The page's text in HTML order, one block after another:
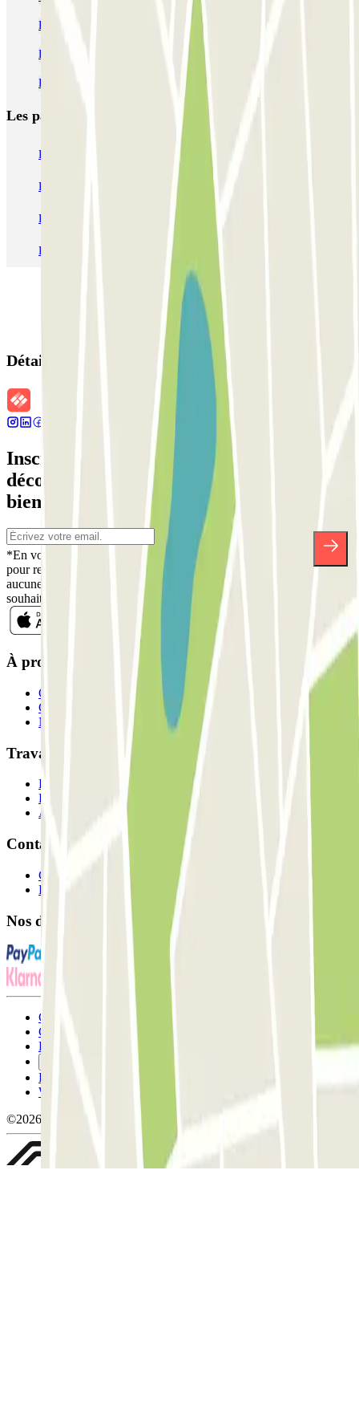
Parkings pour le Supercross de Paris à Paris La Défense Arena
Parking Fondation Louis Vuitton pas cher | Parclick
Parking Jardin d'acclimatation (Paris) pas cher
Les parkings les plus réservés
Parking Paris Parking Gare de Lyon Parking Gare Montparnasse
Parking Charles de Gaulle - Roissy Aeroport
Parking Aéroport Roland Garros La Réunion P4 Longue Durée
Parking Aéroport Barcelone Parking Aéroport Beauvais
Détails de la réservation
Inscrivez-vous à notre newsletter et
découvrez des réductions, des concours et
bien d'autres surprises.
*En vous inscrivant, vous acceptez notre politique de confidentialité
pour recevoir des communications commerciales de Parclick. Sans
aucune obligation, vous pouvez vous désinscrire quand vous le
souhaitez dans la même newsletter.
À propos de Parclick
Qui sommes-nous ?
Comment ça marche?
Nos parkings
Travaillons ensemble?
Professionnels
Fournisseur de parking
Affiliés
Contact
Contactez-nous
FAQ
Nos différents modes de paiement:
Conditions générales d'utilisation et contrat
Conditions d'annulation
Politique relative aux cookies
Politique de confidentialité
Whistleblowing
©2026 Parclick. Tous droits réservés